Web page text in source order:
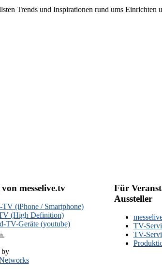
Trends und Inspirationen rund ums Einrichten
messelive.tv
(iPhone / Smartphone)
(High Definition)
TV-Geräte (youtube)
Für
Aussteller
TV-
TV-
by